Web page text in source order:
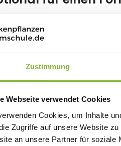
Zustimmung
Webseite verwendet Cookies
Cookies, um Inhalte
Zugriffe auf unsere Website
an unsere Partner für soziale
wie der Buchsbaum
an Ihrem solitären Pfaffenhütchen
pflanzen
in der Sonne als auch im
zu empfehlen. Außerdem ist es
hinzufügen, um das Wachstum
Diese Pflanze verträgt das gut!